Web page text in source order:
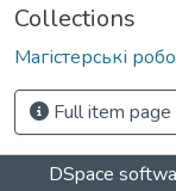
Collections
Магістерські
Full item page
DSpace